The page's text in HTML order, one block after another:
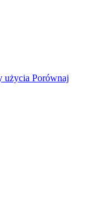
użycia Porównaj